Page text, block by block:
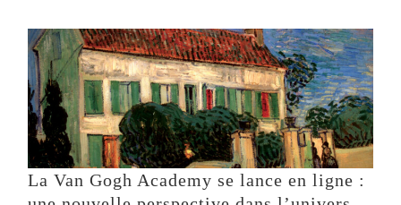
La Van Gogh Academy se lance en ligne : une
nouvelle perspective dans l’univers des études sur
Van Gogh
Recherche
La Van Gogh Academy se lance en ligne :